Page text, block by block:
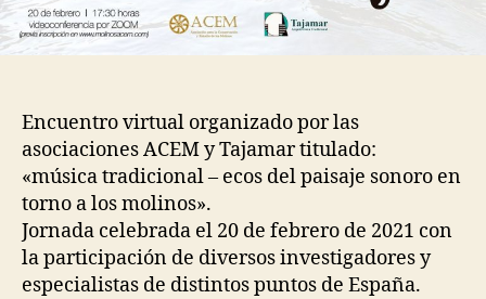
Encuentro virtual organizado por las
asociaciones ACEM y Tajamar titulado:
«música tradicional – ecos del paisaje sonoro en
torno a los molinos».
Jornada celebrada el 20 de febrero de 2021 con
la participación de diversos investigadores y
especialistas de distintos puntos de España.